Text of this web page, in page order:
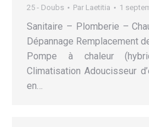
25 - Doubs Par Laetitia 1
Sanitaire – Plomberie –
Dépannage Remplacement
Pompe à chaleur
Climatisation Adoucisseur
en…